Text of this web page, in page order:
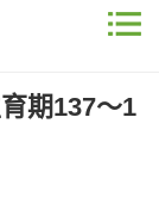
期137～1